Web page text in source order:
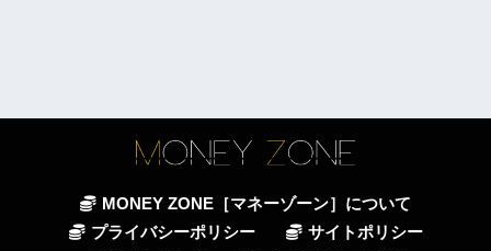
MONEY ZONE［マネーゾーン］について
プライバシーポリシー
サイトポリシー